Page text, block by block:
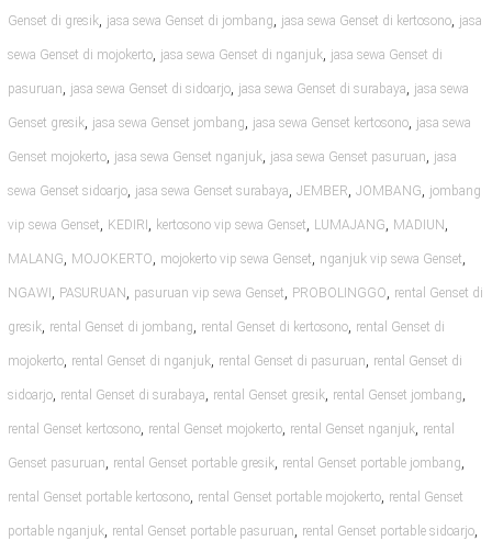
Genset di gresik, jasa sewa Genset di jombang, jasa sewa Genset di kertosono, jasa
sewa Genset di mojokerto, jasa sewa Genset di nganjuk, jasa sewa Genset di
pasuruan, jasa sewa Genset di sidoarjo, jasa sewa Genset di surabaya, jasa sewa
Genset gresik, jasa sewa Genset jombang, jasa sewa Genset kertosono, jasa sewa
Genset mojokerto, jasa sewa Genset nganjuk, jasa sewa Genset pasuruan, jasa
sewa Genset sidoarjo, jasa sewa Genset surabaya, JEMBER, JOMBANG, jombang
vip sewa Genset, KEDIRI , kertosono vip sewa Genset, LUMAJANG, MADIUN ,
MALANG, MOJOKERTO, mojokerto vip sewa Genset, nganjuk vip sewa Genset,
NGAWI , PASURUAN , pasuruan vip sewa Genset, PROBOLINGGO, rental Genset di
gresik, rental Genset di jombang, rental Genset di kertosono, rental Genset di
mojokerto, rental Genset di nganjuk, rental Genset di pasuruan, rental Genset di
sidoarjo, rental Genset di surabaya, rental Genset gresik, rental Genset jombang,
rental Genset kertosono, rental Genset mojokerto, rental Genset nganjuk, rental
Genset pasuruan, rental Genset portable gresik, rental Genset portable jombang,
rental Genset portable kertosono, rental Genset portable mojokerto, rental Genset
portable nganjuk, rental Genset portable pasuruan, rental Genset portable sidoarjo,